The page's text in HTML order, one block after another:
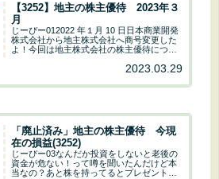
【3252】地主の株主優待 2023年３
月
じーぴー012022 年１月 10 日日本商業開発
株式会社から地主株式会社へ商号変更した
よ！今回は地主株式会社の株主優待につい
地主 ステータス 株主優待 配当金 売
2023.03.29
「廃止済み」地主の株主優待 今現
在の損益(3252)
じーぴー03なんだか投資をしないと老後の
資金が危ない！って噂を聞いたんだけど本
当なの？あと株を持ってるとプレゼントが